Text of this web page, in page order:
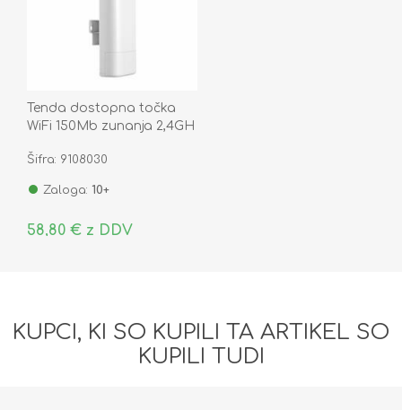
Tenda dostopna točka
WiFi 150Mb zunanja 2,4GH
Šifra: 9108030
Zaloga: 10+
58,80 € z DDV
KUPCI, KI SO KUPILI TA ARTIKEL SO
KUPILI TUDI